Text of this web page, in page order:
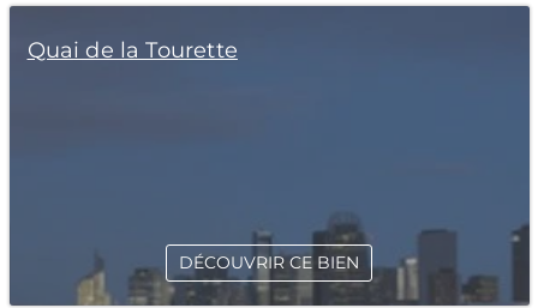
Quai de la Tourette
DÉCOUVRIR CE BIEN